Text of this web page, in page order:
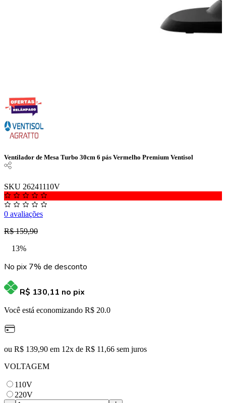
Ventilador de Mesa Turbo 30cm 6 pás Vermelho Premium Ventisol
SKU 26241110V
0 avaliações
R$ 159,90
13%
No pix 7% de desconto
R$ 130,11 no pix
Você está economizando R$ 20.0
ou R$ 139,90 em 12x de R$ 11,66 sem juros
VOLTAGEM
110V
220V